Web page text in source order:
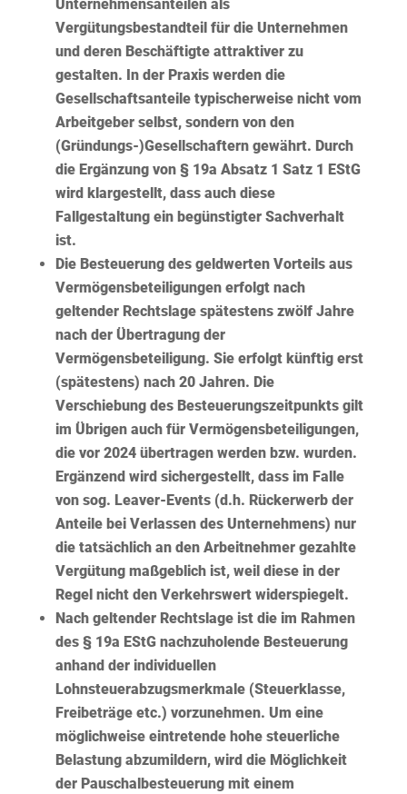
Unternehmensanteilen als
Vergütungsbestandteil für die Unternehmen
und deren Beschäftigte attraktiver zu
gestalten. In der Praxis werden die
Gesellschaftsanteile typischerweise nicht vom
Arbeitgeber selbst, sondern von den
(Gründungs-)Gesellschaftern gewährt. Durch
die Ergänzung von § 19a Absatz 1 Satz 1 EStG
wird klargestellt, dass auch diese
Fallgestaltung ein begünstigter Sachverhalt
ist.
Die Besteuerung des geldwerten Vorteils aus
Vermögensbeteiligungenerfolgt nach
geltender Rechtslage spätestens zwölf Jahre
nach der Übertragung der
Vermögensbeteiligung. Sie erfolgt künftig erst
(spätestens) nach 20 Jahren. Die
Verschiebung des Besteuerungszeitpunkts gilt
im Übrigen auch für Vermögensbeteiligungen,
die vor 2024 übertragen werden bzw. wurden.
Ergänzend wird sichergestellt, dass im Falle
von sog. Leaver-Events (d.h. Rückerwerb der
Anteile bei Verlassen des Unternehmens) nur
die tatsächlich an den Arbeitnehmer gezahlte
Vergütung maßgeblich ist, weil diese in der
Regel nicht den Verkehrswert widerspiegelt.
Nach geltender Rechtslage ist die im Rahmen
des § 19a EStG nachzuholende Besteuerung
anhand der individuellen
Lohnsteuerabzugsmerkmale(Steuerklasse,
Freibeträge etc.) vorzunehmen. Um eine
möglichweise eintretende hohe steuerliche
Belastung abzumildern, wird die Möglichkeit
der Pauschalbesteuerung mit einem